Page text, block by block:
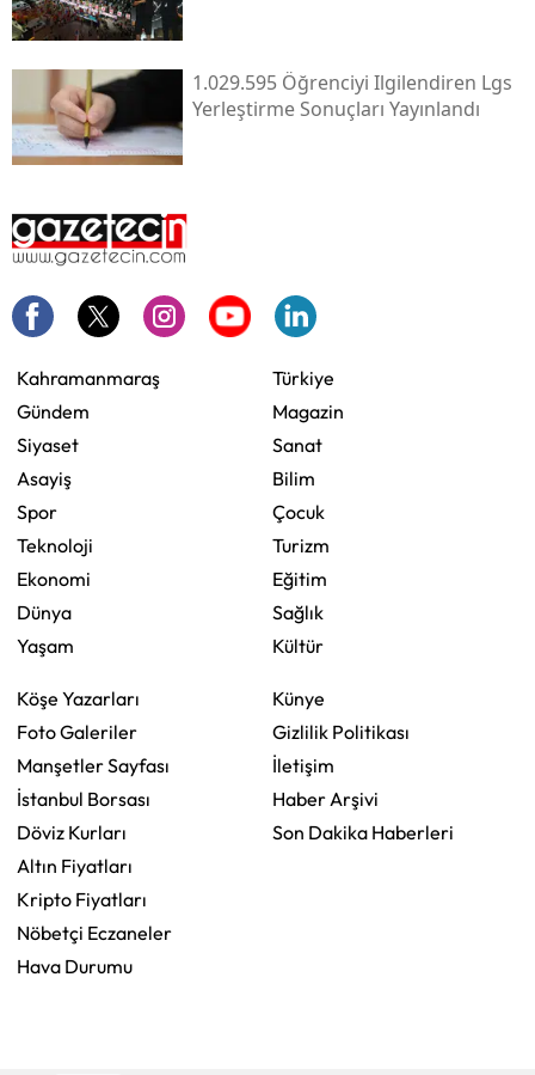
1.029.595 Öğrenciyi Ilgilendiren Lgs
Yerleştirme Sonuçları Yayınlandı
Kahramanmaraş
Gündem
Siyaset
Asayiş
Spor
Teknoloji
Ekonomi
Dünya
Yaşam
Türkiye
Magazin
Sanat
Bilim
Çocuk
Turizm
Eğitim
Sağlık
Kültür
Köşe Yazarları
Foto Galeriler
Manşetler Sayfası
İstanbul Borsası
Döviz Kurları
Altın Fiyatları
Kripto Fiyatları
Nöbetçi Eczaneler
Hava Durumu
Künye
Gizlilik Politikası
İletişim
Haber Arşivi
Son Dakika Haberleri